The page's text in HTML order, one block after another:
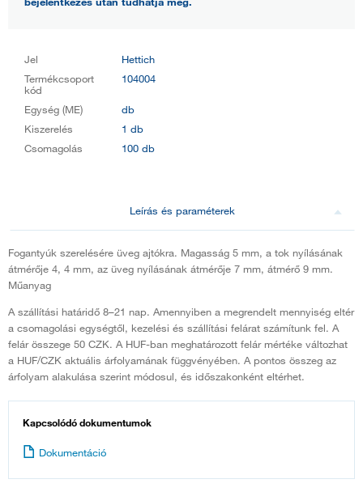
Jel
Hettich
Termékcsoport
kód
104004
Egység (ME)
db
Kiszerelés
1 db
Csomagolás
100 db
Leírás és paraméterek
Fogantyúk szerelésére üveg ajtókra. Magasság 5 mm, a tok nyílásának
átmérője 4, 4 mm, az üveg nyílásának átmérője 7 mm, átmérő 9 mm.
Műanyag
A szállítási határidő 8–21 nap. Amennyiben a megrendelt mennyiség eltér
a csomagolási egységtől, kezelési és szállítási felárat számítunk fel. A
felár összege 50 CZK. A HUF-ban meghatározott felár mértéke változhat
a HUF/CZK aktuális árfolyamának függvényében. A pontos összeg az
árfolyam alakulása szerint módosul, és időszakonként eltérhet.
Kapcsolódó dokumentumok
Dokumentáció